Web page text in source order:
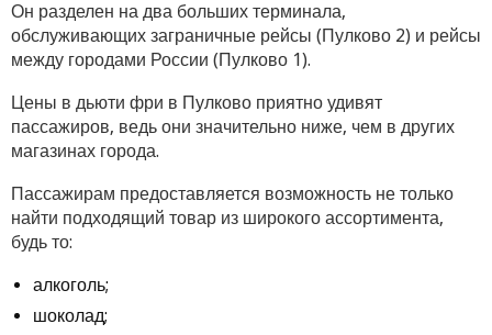
Он разделен на два больших терминала,
обслуживающих заграничные рейсы (Пулково 2) и рейсы
между городами России (Пулково 1).
Цены в дьюти фри в Пулково приятно удивят
пассажиров, ведь они значительно ниже, чем в других
магазинах города.
Пассажирам предоставляется возможность не только
найти подходящий товар из широкого ассортимента,
будь то:
алкоголь;
шоколад;